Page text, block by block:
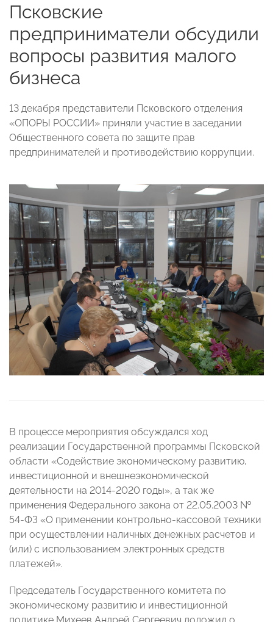
Псковские
предприниматели обсудили
вопросы развития малого
бизнеса
13 декабря представители Псковского отделения
«ОПОРЫ РОССИИ» приняли участие в заседании
Общественного совета по защите прав
предпринимателей и противодействию коррупции.
В процессе мероприятия обсуждался ход
реализации Государственной программы Псковской
области «Содействие экономическому развитию,
инвестиционной и внешнеэкономической
деятельности на 2014-2020 годы», а так же
применения Федерального закона от 22.05.2003 №
54-ФЗ «О применении контрольно-кассовой техники
при осуществлении наличных денежных расчетов и
(или) с использованием электронных средств
платежей».
Председатель Государственного комитета по
экономическому развитию и инвестиционной